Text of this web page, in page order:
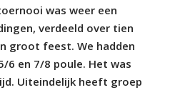
was weer een
verdeeld over tien
groot feest. We hadden
6 en 7/8 poule. Het was
Uiteindelijk heeft groep